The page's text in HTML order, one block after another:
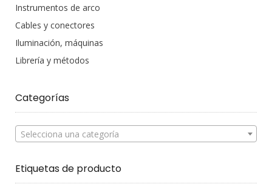
Instrumentos de arco
Cables y conectores
Iluminación, máquinas
Librería y métodos
Categorías
Selecciona una categoría
Etiquetas de producto